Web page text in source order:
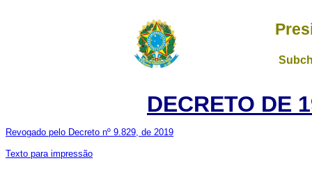
DECRETO DE
Revogado pelo Decreto nº 9.829, de 2019
Texto para impressão